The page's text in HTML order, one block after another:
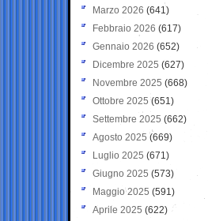
Marzo 2026 (641)
Febbraio 2026 (617)
Gennaio 2026 (652)
Dicembre 2025 (627)
Novembre 2025 (668)
Ottobre 2025 (651)
Settembre 2025 (662)
Agosto 2025 (669)
Luglio 2025 (671)
Giugno 2025 (573)
Maggio 2025 (591)
Aprile 2025 (622)